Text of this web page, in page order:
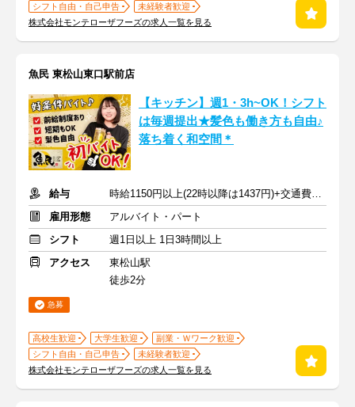
シフト自由・自己申告
未経験者歓迎
株式会社モンテローザフーズの求人一覧を見る
魚民 東松山東口駅前店
【キッチン】週1・3h~OK！シフト
は毎週提出★髪色も働き方も自由♪
落ち着く和空間＊
給与
時給1150円以上(22時以降は1437円)+交通費規定内支給
雇用形態
アルバイト・パート
シフト
週1日以上 1日3時間以上
アクセス
東松山駅
徒歩2分
急募
高校生歓迎 大学生歓迎
副業・Ｗワーク歓迎
シフト自由・自己申告
未経験者歓迎
株式会社モンテローザフーズの求人一覧を見る